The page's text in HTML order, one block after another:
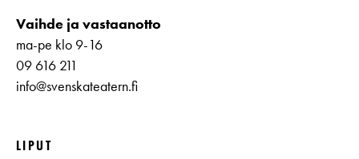
Vaihde ja vastaanotto
ma-pe klo 9-16
09 616 211
info@svenskateatern.fi
LIPUT